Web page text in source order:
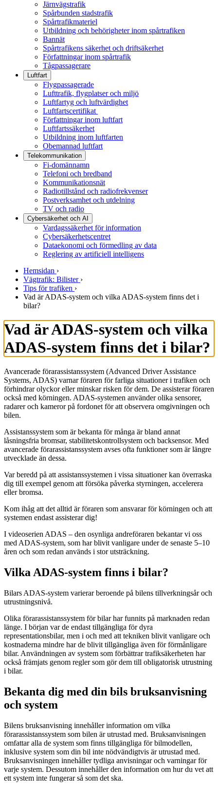
Järnvägstrafik
Spårbunden stadstrafik
Spårtrafikmateriel
Utbildning och behörigheter inom spårtrafiken
Bannät
Spårtrafikens säkerhet och driftsäkerhet
Författningar inom spårtrafik
Tågpassagerare
Luftfart
Flygpassagerade
Lufttrafik, flygplatser och miljö
Luftfartyg och luftvärdighet
Luftfartscertifikat
Författningar inom luftfart
Luftfartssäkerhet
Utbildning inom luftfarten
Obemannad luftfart
Telekommunikation
Fi-domännamn
Telefoni och bredband
Kommunikationsnät
Radiotillstånd och radiofrekvenser
Postverksamhet och utdelning
TV och radio
Cybersäkerhet och AI
Vardagssäkerhet för information
Cybersäkerhetscentret
Dataekonomi och förmedling av data
Reglering av artificiell intelligens
Hemsidan ›
Vägtrafik: Bilister ›
Tips för trafiken ›
Vad är ADAS-system och vilka ADAS-system finns det i
bilar?
Vad är ADAS-system och vilka
ADAS-system finns det i bilar?
Avancerade förarassistanssystem (Advanced Driver Assistance
Systems, ADAS) varnar föraren för farliga situationer i trafiken och
förhindrar olyckor eller minskar risken för dem. De assisterar föraren
också med körningen. ADAS-systemen använder olika sensorer,
radarer och kameror på fordonet för att observera omgivningen och
bilen.
Assistanssystem som är bekanta för många är bland annat
låsningsfria bromsar, stabilitetskontrollsystem och backsensor. Med
avancerade förarassistanssystem avses ofta funktioner som är längre
utvecklade än dessa.
Var beredd på att assistanssystemen i vissa situationer kan överraska
dig till exempel genom att försöka påverka styrningen, accelerera
eller bromsa.
Kom ihåg att det alltid är föraren som ansvarar för körningen och att
systemen endast assisterar dig!
I videoserien ADAS – den osynliga andreföraren bekantar vi oss
med ADAS-system, som har blivit vanligare under de senaste 5–10
åren och som redan används i stor utsträckning.
Vilka ADAS-system finns i bilar?
Bilars ADAS-system varierar beroende på bilens tillverkningsår och
utrustningsnivå.
Olika förarassistanssystem för bilar har funnits på marknaden redan
länge. I början var de endast tillgängliga för dyra
representationsbilar, men i och med att tekniken blivit vanligare och
kostnaderna mindre har de blivit tillgängliga även för förmånligare
bilar. Användningen av system som förbättrar trafiksäkerheten har
också främjats genom regler som gör dem till obligatorisk utrustning
i bilar.
Bekanta dig med din bils bruksanvisning
och system
Bilens bruksanvisning innehåller information om vilka
förarassistanssystem som bilen är utrustad med. Bruksanvisningen
omfattar alla de system som finns tillgängliga för bilmodellen,
inklusive system som din bil inte nödvändigtvis är utrustad med.
Bruksanvisningen innehåller tydliga anvisningar och varningar för
varje system. Dessutom innehåller den information om hur du vet att
ett system inte fungerar så som det ska.